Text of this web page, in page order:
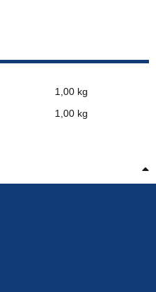
1,00 kg
1,00 kg